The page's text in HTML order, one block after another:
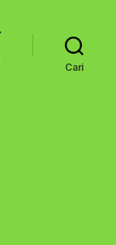
Cari